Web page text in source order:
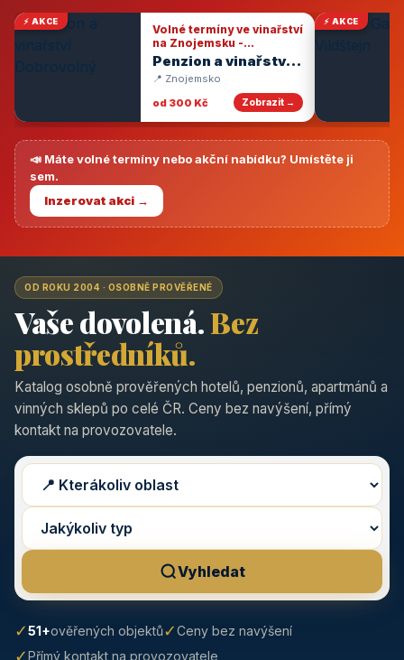
⚡ AKCE
Volné termíny ve vinařství
na Znojemsku -
degustace vín
Penzion a vinařství
Dobrovolný
📍 Znojemsko
od 300 Kč
Zobrazit →
⚡ AKCE
📣 Máte volné termíny nebo akční nabídku? Umístěte ji
sem.
Inzerovat akci →
OD ROKU 2004 · OSOBNĚ PROVĚŘENÉ
Vaše dovolená.Bez
prostředníků.
Katalog osobně prověřených hotelů, penzionů, apartmánů a
vinných sklepů po celé ČR. Ceny bez navýšení, přímý
kontakt na provozovatele.
Vyhledat
✓51+ověřených objektů✓Ceny bez navýšení
✓Přímý kontakt na provozovatele